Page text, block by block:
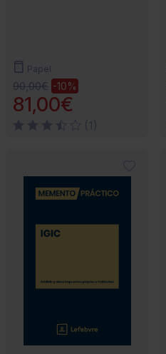
Papel
90,00€ -10%
81,00€